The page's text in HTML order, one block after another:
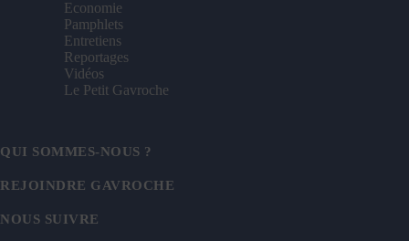
Economie
Pamphlets
Entretiens
Reportages
Vidéos
Le Petit Gavroche
QUI SOMMES-NOUS ?
REJOINDRE GAVROCHE
NOUS SUIVRE